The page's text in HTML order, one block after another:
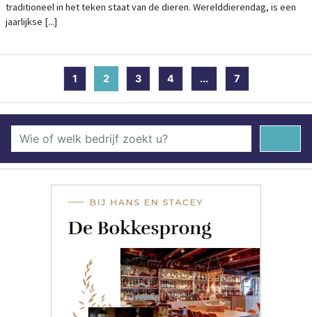
traditioneel in het teken staat van de dieren. Werelddierendag, is een
jaarlijkse [...]
1 2(current)
3 4 ... 7